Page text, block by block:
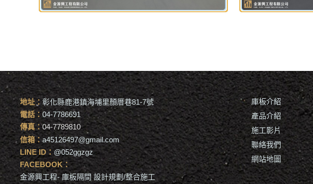
地址：彰化縣鹿港鎮海埔里顏厝巷81-7號
電話：04-7786691
傳真：04-7789810
信箱：a45126497@gmail.com
LINE ID： @052ggzgz
FACEBOOK：
金源興工程- 庫板隔間 設計規劃/整合施工
庫板介紹
產品介紹
施工影片
聯絡我們
網站地圖